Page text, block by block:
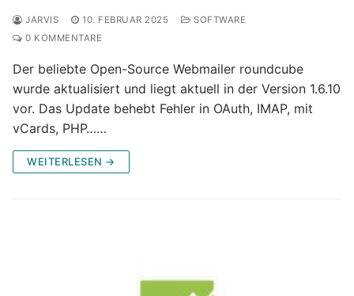
JARVIS 10. FEBRUAR 2025
SOFTWARE
0 KOMMENTARE
Der beliebte Open-Source Webmailer roundcube
wurde aktualisiert und liegt aktuell in der Version 1.6.10
vor. Das Update behebt Fehler in OAuth, IMAP, mit
vCards, PHP……
WEITERLESEN →